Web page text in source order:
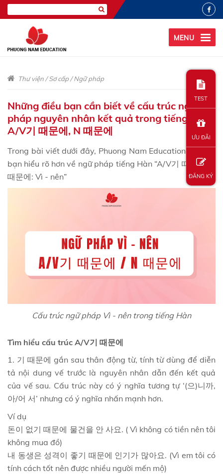
MENU
Thư viện/Sơ cấp/Ngữ pháp
Những điều bạn cần biết về cấu trúc ngữ
pháp nguyên nhân kết quả trong tiếng Hàn:
A/V기 때문에, N 때문에
Trong bài viết dưới đây, Phuong Nam Education sẽ giúp
bạn hiểu rõ hơn về ngữ pháp tiếng Hàn “A/V기 때문에, N
때문에: Vì - nên”
Cấu trúc ngữ pháp Vì - nên trong tiếng Hàn
Tìm hiểu cấu trúc A/V기 때문에
1. 기 때문에 gắn sau thân động từ, tính từ dùng để diễn
tả nội dung vế trước là nguyên nhân dẫn đến kết quả
của vế sau. Cấu trúc này có ý nghĩa tương tự ‘(으)니까,
아/어 서’ nhưng có ý nghĩa nhấn mạnh hơn.
Ví dụ
돈이 없기 때문에 물건을 안 사요. ( Vì không có tiền nên tôi
không mua đồ)
내 동생은 성격이 좋기 때문에 인기가 많아요. (Vì em tôi có
tính cách tốt nên được nhiều người mến mộ)
TEST
ƯU ĐÃI
ĐĂNG KÝ